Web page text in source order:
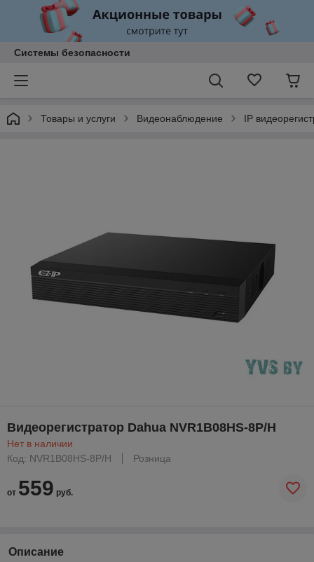
Системы безопасности
Товары и услуги Видеонаблюдение IP
Видеорегистратор Dahua NVR1B08HS-8P/H
Нет в наличии
Код: NVR1B08HS-8P/H
Розница
от 559 руб.
Описание